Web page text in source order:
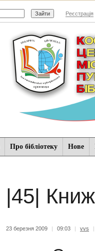
Реєстрація
Про бібліотеку Нове
|45|
23 березня 2009 | 09:03 | vvs